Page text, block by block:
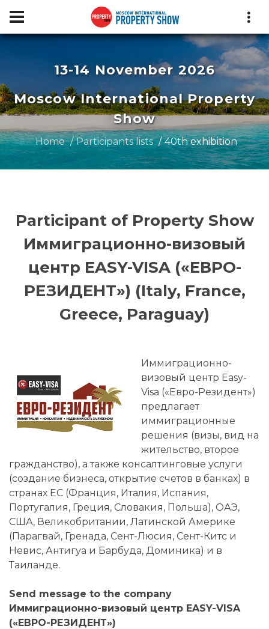
13-14 November 2026
Moscow International Property
Show
Home Participants lists 40th exhibition
Participant of Property Show
Иммиграционно-визовый
центр EASY-VISA («ЕВРО-
РЕЗИДЕНТ») (Italy, France,
Greece, Paraguay)
Иммиграционно-
визовый центр Easy-
Visa («Евро-Резидент»)
предлагает
иммиграционные
решения (визы, вид на
жительство, второе
гражданство), а также консалтинговые услуги
(создание бизнеса, открытие счетов в банках) в
странах ЕС (Франция, Италия, Испания,
Португалия, Греция, Словакия, Польша), ОАЭ,
США, Великобритании, Латинской Америке
(Парагвай, Гренада, Сент-Люсия, Сент-Китс и
Невис, Антигуа и Барбуда, Доминика) и в
Таиланде.
Send message to the company
Иммиграционно-визовый центр EASY-VISA
(«ЕВРО-РЕЗИДЕНТ»)